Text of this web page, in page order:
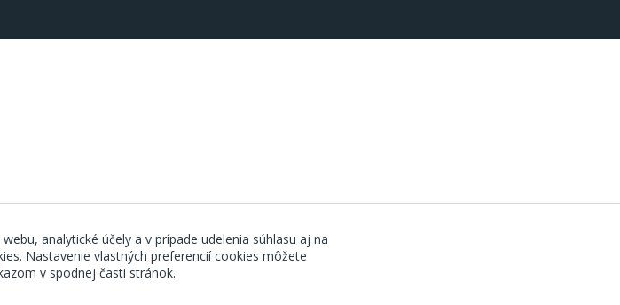
analytické účely a v prípade udelenia súhlasu aj na
Nastavenie vlastných preferencií cookies môžete
v spodnej časti stránok.